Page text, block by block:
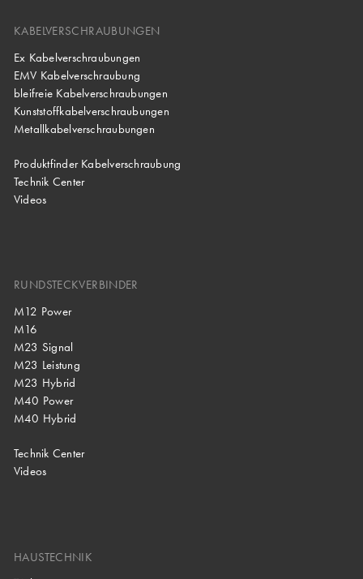
KABELVERSCHRAUBUNGEN
Ex Kabelverschraubungen
EMV Kabelverschraubung
bleifreie Kabelverschraubungen
Kunststoffkabelverschraubungen
Metallkabelverschraubungen
Produktfinder Kabelverschraubung
Technik Center
Videos
RUNDSTECKVERBINDER
M12 Power
M16
M23 Signal
M23 Leistung
M23 Hybrid
M40 Power
M40 Hybrid
Technik Center
Videos
HAUSTECHNIK